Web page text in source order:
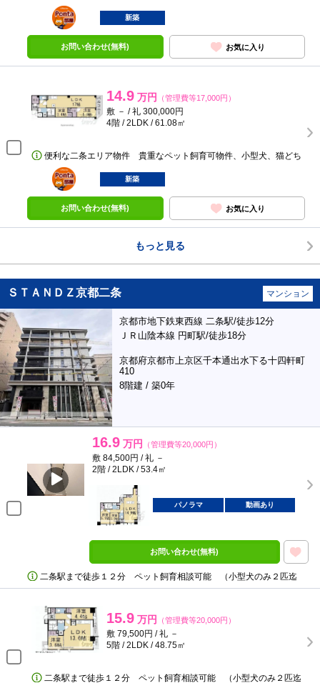
ポンタ
部屋
新築
お問い合わせ(無料) お気に入り
14.9 万円 （管理費等17,000円）
敷 － / 礼 300,000円
4階 / 2LDK / 61.08㎡
便利な二条エリア物件 貴重なペット飼育可物件、小型犬、猫どち
ポンタ
部屋
新築
お問い合わせ(無料) お気に入り
もっと見る
ＳＴＡＮＤＺ京都二条 マンション
京都市地下鉄東西線 二条駅/徒歩12分
ＪＲ山陰本線 円町駅/徒歩18分
京都府京都市上京区千本通出水下る十四軒町
410
8階建 / 築0年
16.9 万円 （管理費等20,000円）
敷 84,500円 / 礼 －
2階 / 2LDK / 53.4㎡
パノラマ 動画あり
お問い合わせ(無料)
二条駅まで徒歩１２分 ペット飼育相談可能 （小型犬のみ２匹迄
15.9 万円 （管理費等20,000円）
敷 79,500円 / 礼 －
5階 / 2LDK / 48.75㎡
二条駅まで徒歩１２分 ペット飼育相談可能 （小型犬のみ２匹迄